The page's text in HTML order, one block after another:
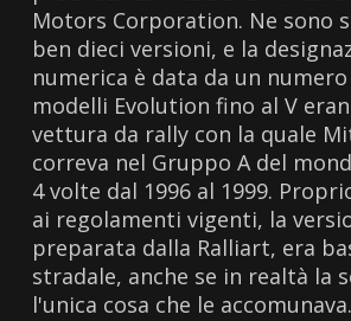
Motors Corporation. Ne sono
ben dieci versioni, e la
numerica è data da un
modelli Evolution fino al V
vettura da rally con la quale
correva nel Gruppo A del
4 volte dal 1996 al 1999.
ai regolamenti vigenti, la
preparata dalla Ralliart, era
stradale, anche se in realtà la
l'unica cosa che le accomunava.